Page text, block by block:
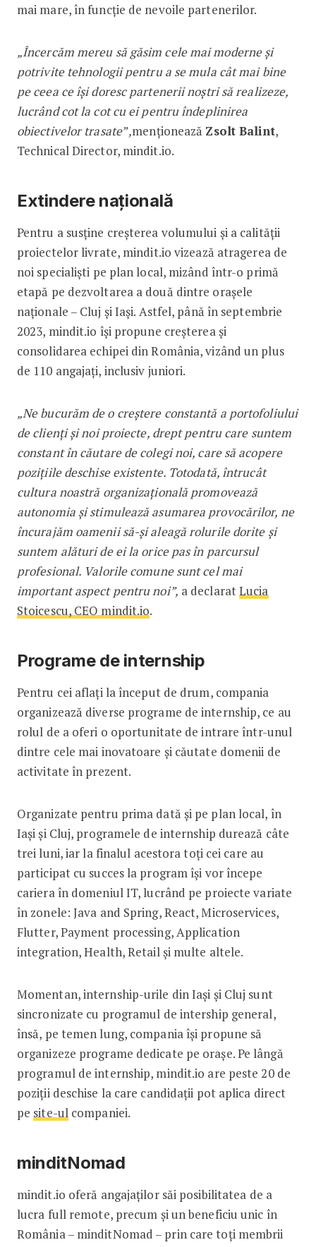
mai mare, în funcție de nevoile partenerilor.
„Încercăm mereu să găsim cele mai moderne și
potrivite tehnologii pentru a se mula cât mai bine
pe ceea ce își doresc partenerii noștri să realizeze,
lucrând cot la cot cu ei pentru îndeplinirea
obiectivelor trasate” ,menționează Zsolt Balint,
Technical Director, mindit.io.
Extindere națională
Pentru a susține creșterea volumului și a calității
proiectelor livrate, mindit.io vizează atragerea de
noi specialiști pe plan local, mizând într-o primă
etapă pe dezvoltarea a două dintre orașele
naționale – Cluj și Iași. Astfel, până în septembrie
2023, mindit.io își propune creșterea și
consolidarea echipei din România, vizând un plus
de 110 angajați, inclusiv juniori.
„Ne bucurăm de o creștere constantă a portofoliului
de clienți și noi proiecte, drept pentru care suntem
constant în căutare de colegi noi, care să acopere
pozițiile deschise existente. Totodată, întrucât
cultura noastră organizațională promovează
autonomia și stimulează asumarea provocărilor, ne
încurajăm oamenii să-și aleagă rolurile dorite și
suntem alături de ei la orice pas în parcursul
profesional. Valorile comune sunt cel mai
important aspect pentru noi”, a declaratLucia
Stoicescu, CEO mindit.io.
Programe de internship
Pentru cei aflați la început de drum, compania
organizează diverse programe de internship, ce au
rolul de a oferi o oportunitate de intrare într-unul
dintre cele mai inovatoare și căutate domenii de
activitate în prezent.
Organizate pentru prima dată și pe plan local, în
Iași și Cluj, programele de internship durează câte
trei luni, iar la finalul acestora toți cei care au
participat cu succes la program își vor începe
cariera în domeniul IT, lucrând pe proiecte variate
în zonele: Java and Spring, React, Microservices,
Flutter, Payment processing, Application
integration, Health, Retail și multe altele.
Momentan, internship-urile din Iași și Cluj sunt
sincronizate cu programul de intership general,
însă, pe temen lung, compania își propune să
organizeze programe dedicate pe orașe. Pe lângă
programul de internship, mindit.io are peste 20 de
poziții deschise la care candidații pot aplica direct
pe site-ulcompaniei.
minditNomad
mindit.io oferă angajaților săi posibilitatea de a
lucra full remote, precum și un beneficiu unic în
România – minditNomad – prin care toți membrii